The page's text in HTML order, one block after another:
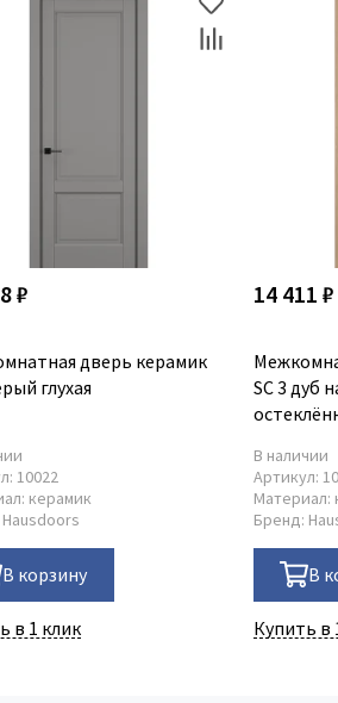
₽
дверь керамик
глухая
10022
керамик
Hausdoors
В корзину
в 1 клик
14 411 ₽
SC 3 дуб
В наличии
Артикул:
Материал:
Бренд:
В
Купить в